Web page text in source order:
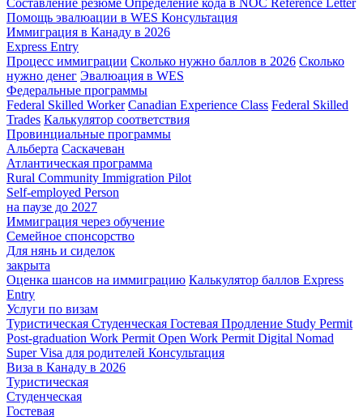
Помощь эвалюации в WES Консультация
Иммиграция в Канаду в 2026
Express Entry
Процесс иммиграции Сколько нужно баллов в 2026 Сколько
нужно денег Эвалюация в WES
Федеральные программы
Federal Skilled Worker Canadian Experience Class Federal Skilled
Trades Калькулятор соответствия
Провинциальные программы
Альберта Саскачеван
Атлантическая программа
Rural Community Immigration Pilot
Self-employed Person
на паузе до 2027
Иммиграция через обучение
Семейное спонсорство
Для нянь и сиделок
закрыта
Оценка шансов на иммиграцию Калькулятор баллов Express
Entry
Услуги по визам
Туристическая Студенческая Гостевая Продление Study Permit
Post-graduation Work Permit Open Work Permit Digital Nomad
Super Visa для родителей Консультация
Виза в Канаду в 2026
Туристическая
Студенческая
Гостевая